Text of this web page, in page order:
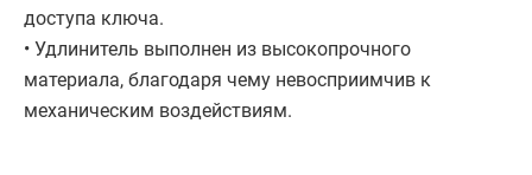
доступа ключа.
• Удлинитель выполнен из высокопрочного
материала, благодаря чему невосприимчив к
механическим воздействиям.